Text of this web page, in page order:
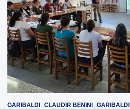
GARIBALDI CLAUDIR BENINI GARIBALDI